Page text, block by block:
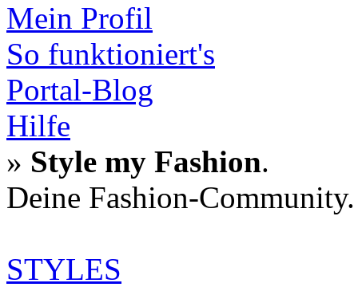
Mein Profil
So funktioniert's
Portal-Blog
Hilfe
» Style my Fashion.
Deine Fashion-
STYLES